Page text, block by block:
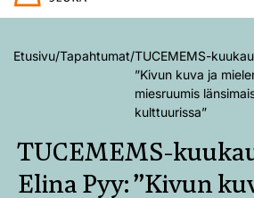
Etusivu/Tapahtumat/TUCEMEMS-
”Kivun kuva ja
miesruumis
kulttuurissa”
TUCEMEMS-
Elina Pyy: ”Kivun